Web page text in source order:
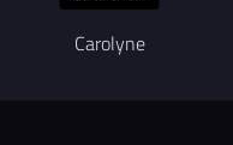
Carolyne